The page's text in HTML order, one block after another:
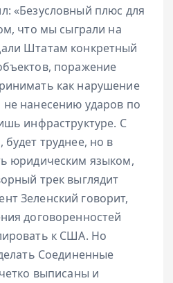
«Безусловный плюс для
что мы сыграли на
Штатам конкретный
поражение
как нарушение
нанесению ударов по
инфраструктуре. С
труднее, но в
юридическим языком,
трек выглядит
Зеленский говорит,
договоренностей
к США. Но
Соединенные
выписаны и